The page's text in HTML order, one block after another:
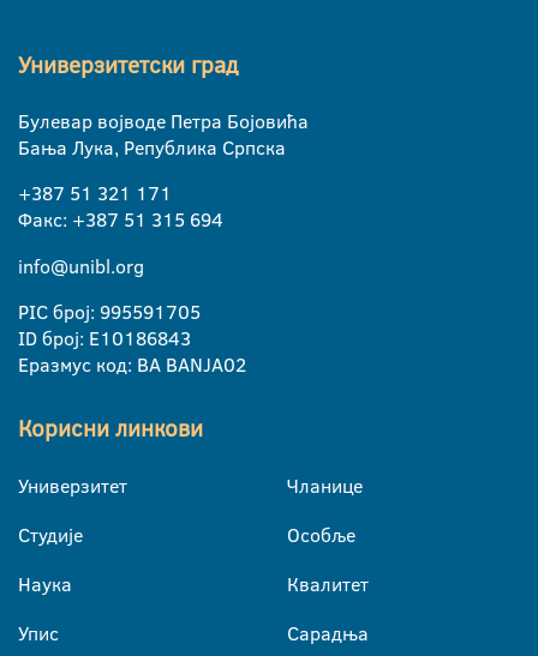
Универзитетски град
Булевар војводе Петра Бојовића
Бања Лука, Република Српска
+387 51 321 171
Факс: +387 51 315 694
info@unibl.org
PIC број: 995591705
ID број: E10186843
Еразмус код: BA BANJA02
Корисни линкови
Универзитет
Студије
Наука
Упис
Чланице
Особље
Квалитет
Сарадња